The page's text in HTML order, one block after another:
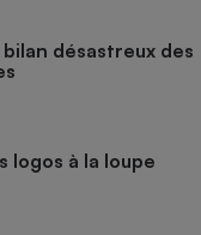
désastreux des
logos à la loupe